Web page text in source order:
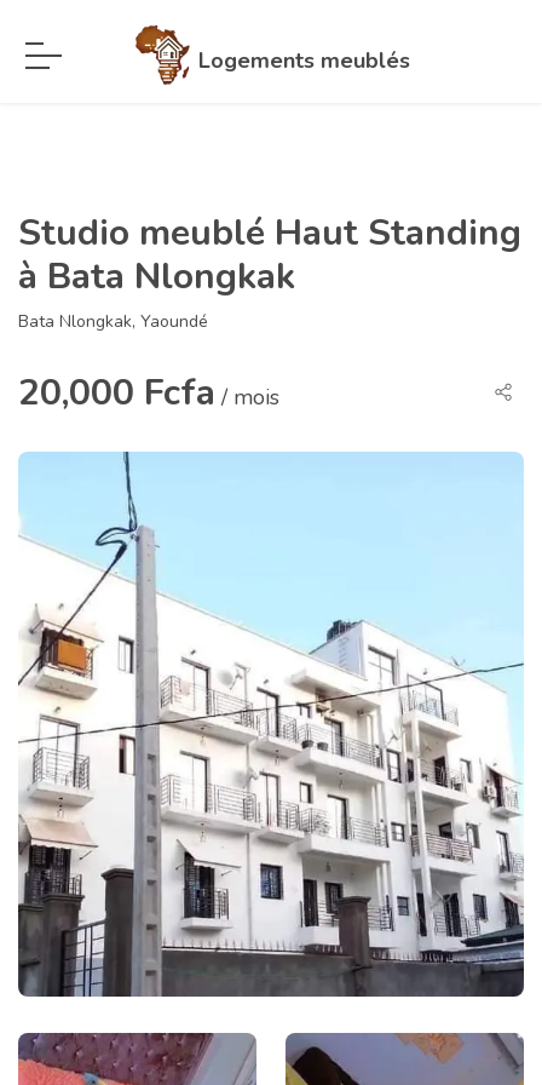
Logements meublés
Studio meublé Haut Standing
à Bata Nlongkak
Bata Nlongkak, Yaoundé
20,000 Fcfa / mois